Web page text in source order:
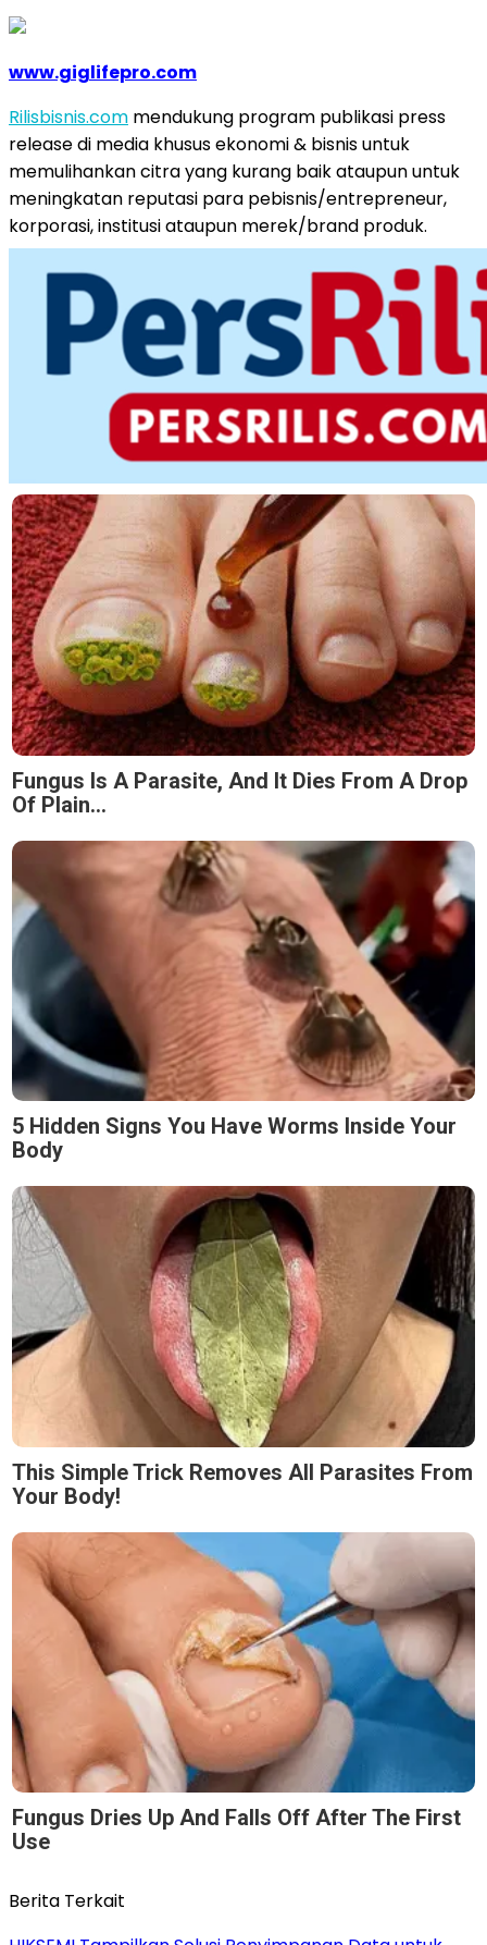
www.giglifepro.com
Rilisbisnis.com mendukung program publikasi press
release di media khusus ekonomi & bisnis untuk
memulihankan citra yang kurang baik ataupun untuk
meningkatan reputasi para pebisnis/entrepreneur,
korporasi, institusi ataupun merek/brand produk.
Fungus Is A Parasite, And It Dies From A Drop
Of Plain...
5 Hidden Signs You Have Worms Inside Your
Body
This Simple Trick Removes All Parasites From
Your Body!
Fungus Dries Up And Falls Off After The First
Use
Berita Terkait